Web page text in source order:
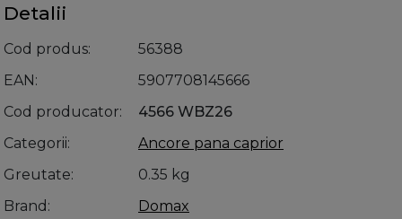
Detalii
Cod produs
56388
EAN
5907708145666
Cod producator
4566 WBZ26
Categorii
Ancore pana caprior
Greutate
0.35 kg
Brand
Domax